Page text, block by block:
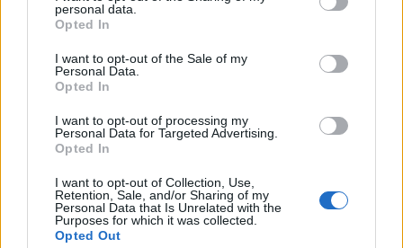
personal data.
Opted In
I want to opt-out of the Sale of my
Personal Data.
Opted In
I want to opt-out of processing my
Personal Data for Targeted Advertising.
Opted In
I want to opt-out of Collection, Use,
Retention, Sale, and/or Sharing of my
Personal Data that Is Unrelated with the
Purposes for which it was collected.
Opted Out
ΔΙΑΒΑΣΤΕ ΕΠΙΣΗΣ:
ΒΙΝΤΕΟ: Ποιοι είναι οι 10 πιο διάσημοι
κατάσκοποι της ιστορίας;
Αμέλια Έρχαρτ, μια πιλότος που έμεινε στην
ιστορία- ΦΙΛΜ ΕΠΟΧΗΣ